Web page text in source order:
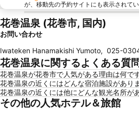
が、移動先の予約サイトにも表示されてい
花巻温泉 (花巻市, 国内)
お問い合わせ
Iwateken Hanamakishi Yumoto, 025-
花巻温泉に関するよくある質
花巻温泉が花巻市で人気がある理由は何で
花巻温泉の近くにはどんな宿泊施設があり
花巻温泉の近くには他にどんな観光名所が
その他の人気ホテル＆旅館